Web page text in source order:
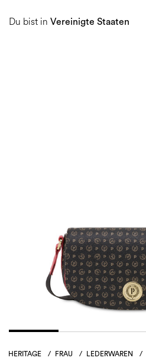
Du bist in Vereinigte Staaten
HERITAGE / FRAU / LEDERWAREN /